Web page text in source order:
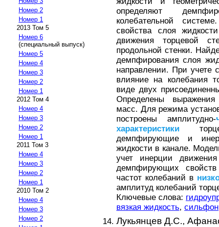
Номер 2
Номер 1
2013 Том 5
Номер 6
(специальный выпуск)
Номер 5
Номер 4
Номер 3
Номер 2
Номер 1
2012 Том 4
Номер 4
Номер 3
Номер 2
Номер 1
2011 Том 3
Номер 4
Номер 3
Номер 2
Номер 1
2010 Том 2
Номер 4
Номер 3
Номер 2
определяют
колебательной
свойства слоя
движения торцевой
продольной стенки.
демпфирования слоя
направлении. При учете
влияние на колебания
виде двух
Определены
масс. Для режима
построены амплитудно-
характеристики
демпфирующие и
жидкости в канале.
учет инерции
демпфирующих
частот колебаний в
амплитуд колебаний
Ключевые слова:
вязкая жидкость, сильфон
Лукьянцев Д.С.,